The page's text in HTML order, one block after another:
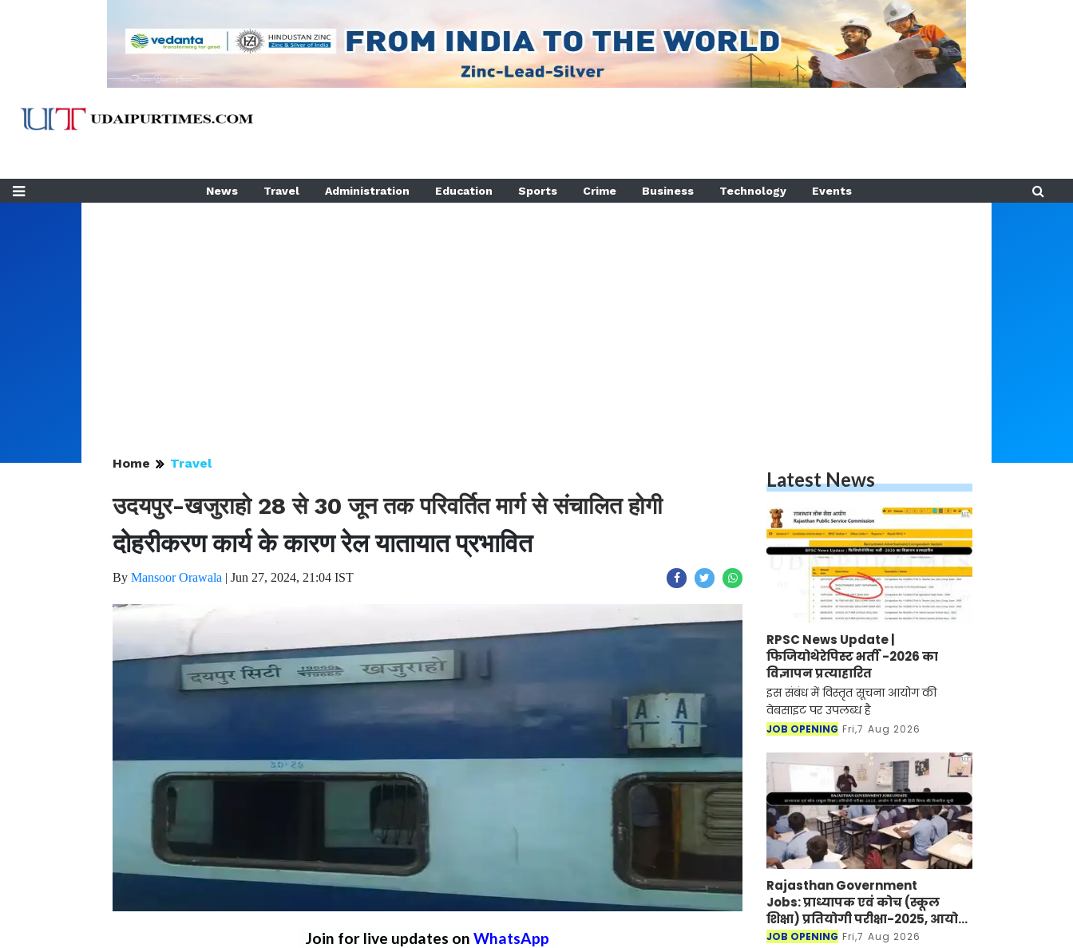
News Travel Administration Education Sports Crime Business Technology Events
Home Travel
उदयपुर-खजुराहो 28 से 30 जून तक परिवर्तित मार्ग से संचालित होगी
दोहरीकरण कार्य के कारण रेल यातायात प्रभावित
By Mansoor Orawala | Jun 27, 2024, 21:04 IST
Join for live updates on WhatsApp
Latest News
RPSC News Update |
फिजियोथेरेपिस्ट भर्ती -2026 का
विज्ञापन प्रत्याहारित
इस संबंध में विस्तृत सूचना आयोग की
वेबसाइट पर उपलब्ध है
JOB OPENING Fri,7 Aug 2026
Rajasthan Government
Jobs: प्राध्यापक एवं कोच (स्कूल
शिक्षा) प्रतियोगी परीक्षा-2025, आयोग
ने जारी की हिंदी विषय की विचारित
JOB OPENING Fri,7 Aug 2026